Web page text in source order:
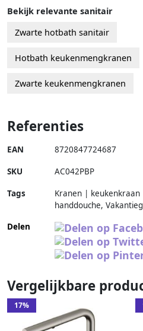
Bekijk relevante sanitair
Zwarte hotbath sanitair
Hotbath keukenmengkranen
Zwarte keukenmengkranen
Referenties
EAN 8720847724687
SKU AC042PBP
Tags
Kranen |
handdouche,
Delen
Vergelijkbare
17%